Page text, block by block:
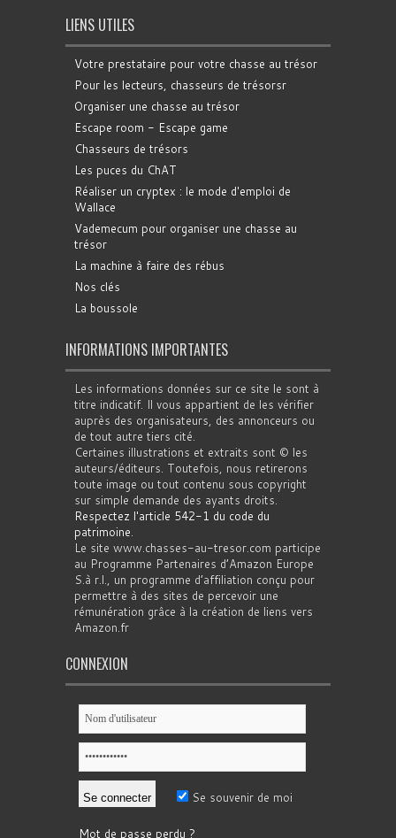
LIENS UTILES
Votre prestataire pour votre chasse au trésor
Pour les lecteurs, chasseurs de trésorsr
Organiser une chasse au trésor
Escape room - Escape game
Chasseurs de trésors
Les puces du ChAT
Réaliser un cryptex : le mode d'emploi de
Wallace
Vademecum pour organiser une chasse au
trésor
La machine à faire des rébus
Nos clés
La boussole
INFORMATIONS IMPORTANTES
Les informations données sur ce site le sont à
titre indicatif. Il vous appartient de les vérifier
auprès des organisateurs, des annonceurs ou
de tout autre tiers cité.
Certaines illustrations et extraits sont © les
auteurs/éditeurs. Toutefois, nous retirerons
toute image ou tout contenu sous copyright
sur simple demande des ayants droits.
Respectez l'article 542-1 du code du
patrimoine.
Le site www.chasses-au-tresor.com participe
au Programme Partenaires d’Amazon Europe
S.à r.l., un programme d’affiliation conçu pour
permettre à des sites de percevoir une
rémunération grâce à la création de liens vers
Amazon.fr
CONNEXION
Se souvenir de moi
Mot de passe perdu ?